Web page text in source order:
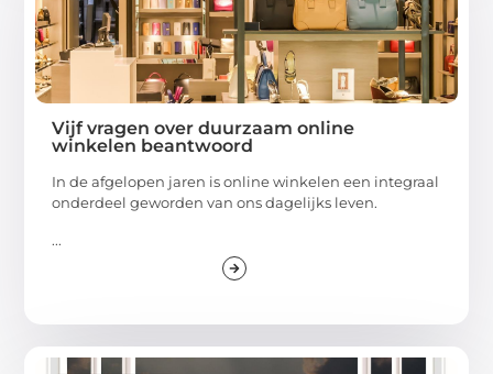
Vijf vragen over duurzaam online
winkelen beantwoord
In de afgelopen jaren is online winkelen een integraal
onderdeel geworden van ons dagelijks leven.
...